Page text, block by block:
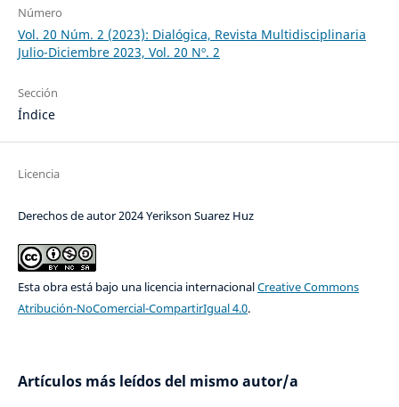
Número
Vol. 20 Núm. 2 (2023): Dialógica, Revista Multidisciplinaria
Julio-Diciembre 2023, Vol. 20 Nº. 2
Sección
Índice
Licencia
Derechos de autor 2024 Yerikson Suarez Huz
Esta obra está bajo una licencia internacionalCreative Commons
Atribución-NoComercial-CompartirIgual 4.0.
Artículos más leídos del mismo autor/a